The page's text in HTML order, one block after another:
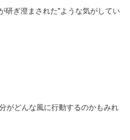
研ぎ澄まされた”ような気がしてい
がどんな風に行動するのかもみれ